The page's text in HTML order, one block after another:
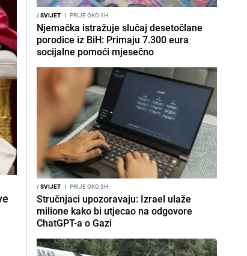
/SVIJET I PRIJE OKO 1H
Njemačka istražuje slučaj desetočlane
porodice iz BiH: Primaju 7.300 eura
socijalne pomoći mjesečno
/SVIJET I PRIJE OKO 3H
Stručnjaci upozoravaju: Izrael ulaže
milione kako bi utjecao na odgovore
ChatGPT-a o Gazi